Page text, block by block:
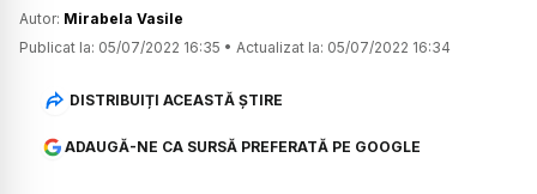
Autor: Mirabela Vasile
Publicat la: 05/07/2022 16:35 • Actualizat la: 05/07/2022 16:34
DISTRIBUIȚI ACEASTĂ ȘTIRE
ADAUGĂ-NE CA SURSĂ PREFERATĂ PE GOOGLE